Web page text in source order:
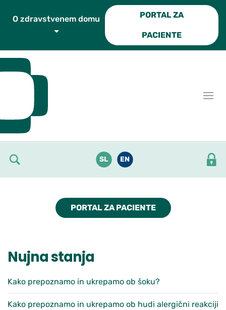
PORTAL ZA
PACIENTE
SL EN
PORTAL ZA PACIENTE
Nujna stanja
Kako prepoznamo in ukrepamo ob šoku?
Kako prepoznamo in ukrepamo ob hudi alergični reakciji